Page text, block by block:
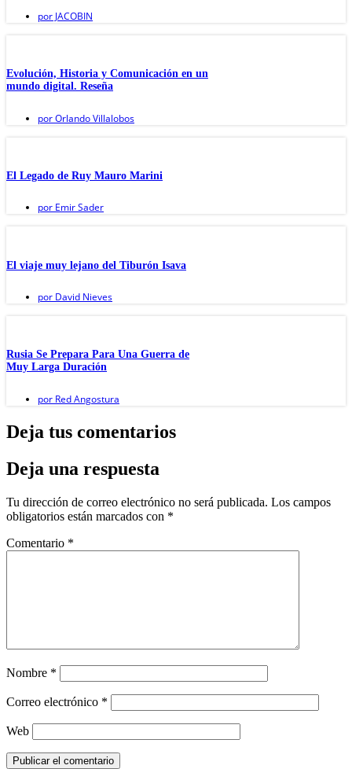
por JACOBIN
Evolución, Historia y Comunicación en un
mundo digital. Reseña
porOrlando Villalobos
El Legado de Ruy Mauro Marini
por Emir Sader
El viaje muy lejano del Tiburón Isava
por David Nieves
Rusia Se Prepara Para Una Guerra de
Muy Larga Duración
por Red Angostura
Deja tus comentarios
Deja una respuesta
Tu dirección de correo electrónico no será publicada. Los campos
obligatorios están marcados con *
Comentario *
Nombre *
Correo electrónico *
Web